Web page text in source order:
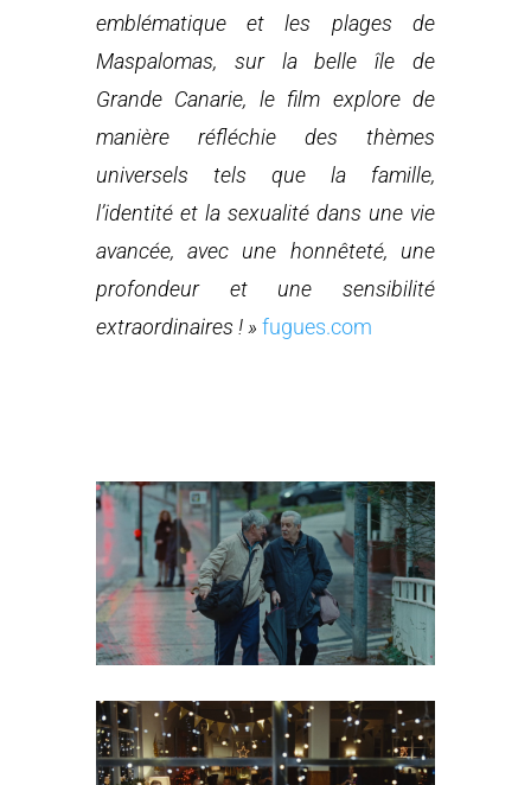
emblématique et les plages de
Maspalomas, sur la belle île de
Grande Canarie, le film explore de
manière réfléchie des thèmes
universels tels que la famille,
l’identité et la sexualité dans une vie
avancée, avec une honnêteté, une
profondeur et une sensibilité
extraordinaires ! » fugues.com